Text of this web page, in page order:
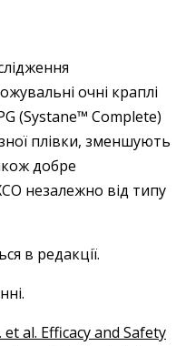
очні краплі
(Systane™ Complete)
плівки, зменшують
добре
незалежно від типу
в редакції.
al. Efficacy and Safety